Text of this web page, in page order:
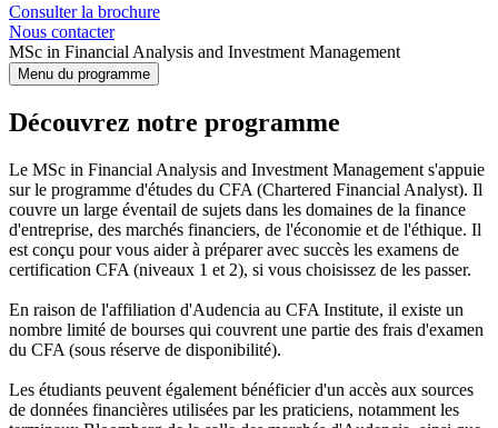
Consulter la brochure
Nous contacter
MSc in Financial Analysis and Investment Management
Menu du programme
Découvrez notre programme
Le MSc in Financial Analysis and Investment Management s'appuie
sur le programme d'études du CFA (Chartered Financial Analyst). Il
couvre un large éventail de sujets dans les domaines de la finance
d'entreprise, des marchés financiers, de l'économie et de l'éthique. Il
est conçu pour vous aider à préparer avec succès les examens de
certification CFA (niveaux 1 et 2), si vous choisissez de les passer.
En raison de l'affiliation d'Audencia au CFA Institute, il existe un
nombre limité de bourses qui couvrent une partie des frais d'examen
du CFA (sous réserve de disponibilité).
Les étudiants peuvent également bénéficier d'un accès aux sources
de données financières utilisées par les praticiens, notamment les